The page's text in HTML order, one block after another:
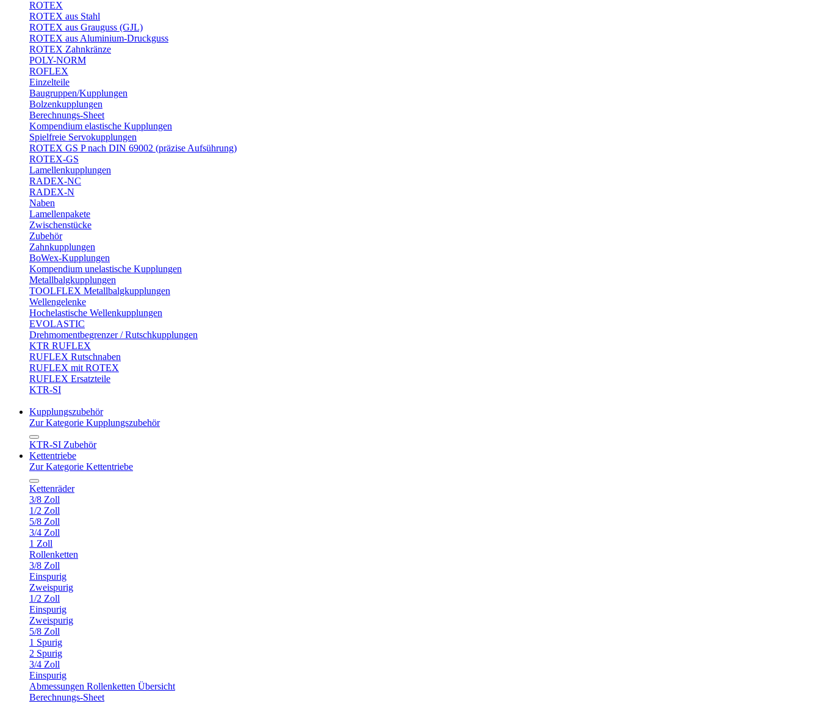
ROTEX
ROTEX aus Stahl
ROTEX aus Grauguss (GJL)
ROTEX aus Aluminium-Druckguss
ROTEX Zahnkränze
POLY-NORM
ROFLEX
Einzelteile
Baugruppen/Kupplungen
Bolzenkupplungen
Berechnungs-Sheet
Kompendium elastische Kupplungen
Spielfreie Servokupplungen
ROTEX GS P nach DIN 69002 (präzise Aufsührung)
ROTEX-GS
Lamellenkupplungen
RADEX-NC
RADEX-N
Naben
Lamellenpakete
Zwischenstücke
Zubehör
Zahnkupplungen
BoWex-Kupplungen
Kompendium unelastische Kupplungen
Metallbalgkupplungen
TOOLFLEX Metallbalgkupplungen
Wellengelenke
Hochelastische Wellenkupplungen
EVOLASTIC
Drehmomentbegrenzer / Rutschkupplungen
KTR RUFLEX
RUFLEX Rutschnaben
RUFLEX mit ROTEX
RUFLEX Ersatzteile
KTR-SI
Kupplungszubehör
Zur Kategorie Kupplungszubehör
KTR-SI Zubehör
Kettentriebe
Zur Kategorie Kettentriebe
Kettenräder
3/8 Zoll
1/2 Zoll
5/8 Zoll
3/4 Zoll
1 Zoll
Rollenketten
3/8 Zoll
Einspurig
Zweispurig
1/2 Zoll
Einspurig
Zweispurig
5/8 Zoll
1 Spurig
2 Spurig
3/4 Zoll
Einspurig
Abmessungen Rollenketten Übersicht
Berechnungs-Sheet